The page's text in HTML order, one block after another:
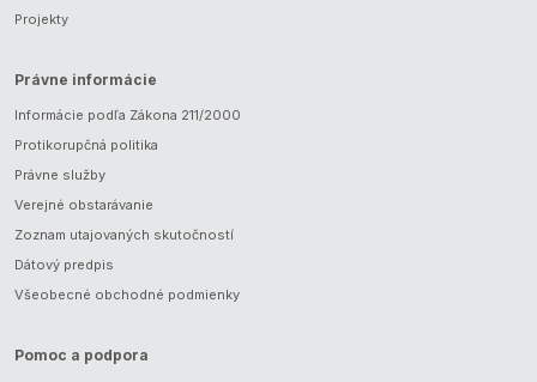
Projekty
Právne informácie
Informácie podľa Zákona 211/2000
Protikorupčná politika
Právne služby
Verejné obstarávanie
Zoznam utajovaných skutočností
Dátový predpis
Všeobecné obchodné podmienky
Pomoc a podpora